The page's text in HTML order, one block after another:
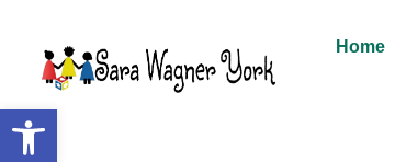
Abrir a barra de ferramentas
Home